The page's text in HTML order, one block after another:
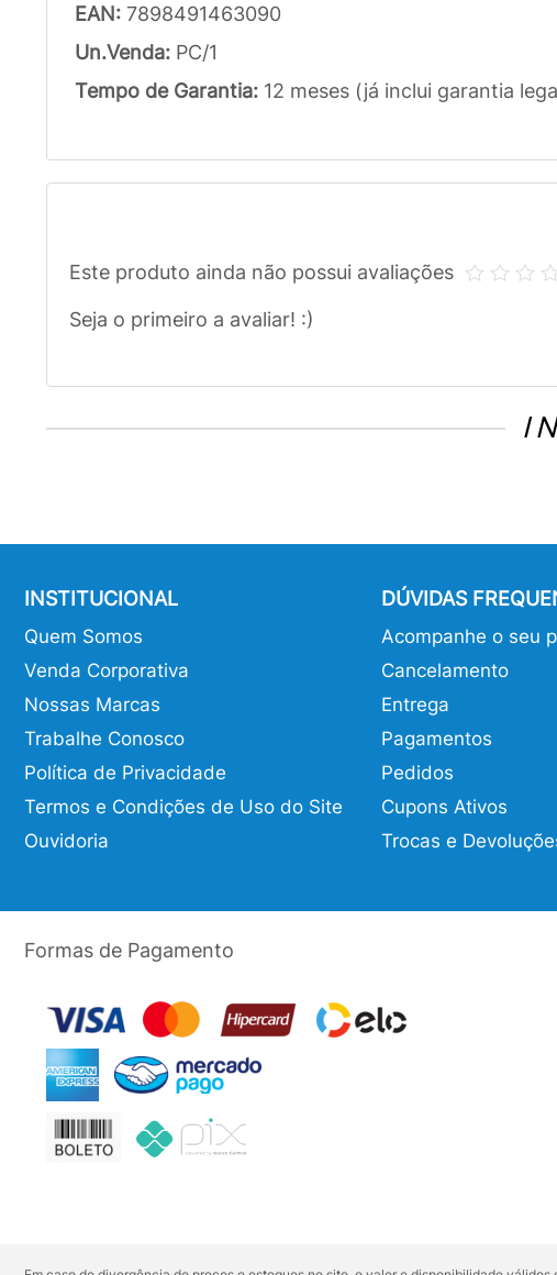
EAN: 7898491463090
Un.Venda: PC/1
Tempo de Garantia: 12 meses (já inclui garantia
Este produto ainda não possui avaliações
Seja o primeiro a avaliar! :)
INSTITUCIONAL
Quem Somos
Venda Corporativa
Nossas Marcas
Trabalhe Conosco
Política de Privacidade
Termos e Condições de Uso do Site
Ouvidoria
DÚVIDAS
Acompanhe o seu
Cancelamento
Entrega
Pagamentos
Pedidos
Cupons Ativos
Trocas e
Formas de Pagamento